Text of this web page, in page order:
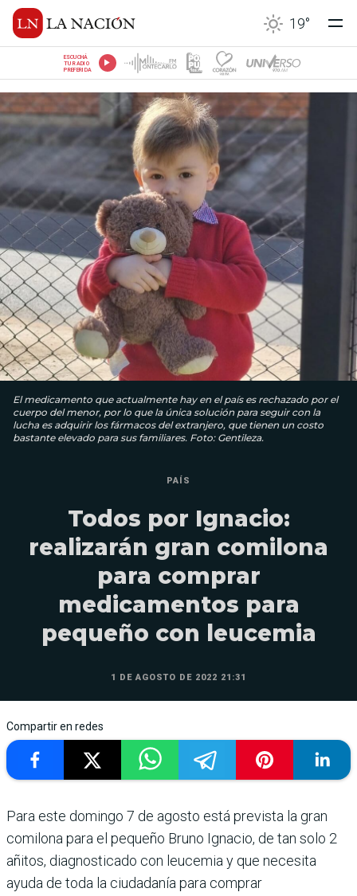
19°
ESCUCHÁ
TU RADIO
PREFERIDA
El medicamento que actualmente hay en el país es rechazado por el
cuerpo del menor, por lo que la única solución para seguir con la
lucha es adquirir los fármacos del extranjero, que tienen un costo
bastante elevado para sus familiares. Foto: Gentileza.
PAÍS
Todos por Ignacio:
realizarán gran comilona
para comprar
medicamentos para
pequeño con leucemia
1 DE AGOSTO DE 2022 21:31
Compartir en redes
Para este domingo 7 de agosto está prevista la gran
comilona para el pequeño Bruno Ignacio, de tan solo 2
añitos, diagnosticado con leucemia y que necesita
ayuda de toda la ciudadanía para comprar